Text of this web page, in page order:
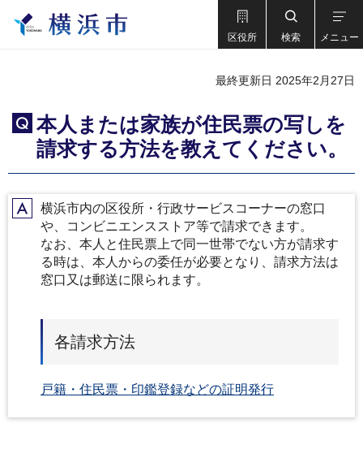
区役所 検索 メニュー
最終更新日 2025年2月27日
Q
本人または家族が住民票の写しを
請求する方法を教えてください。
A横浜市内の区役所・行政サービスコーナーの窓口
や、コンビニエンスストア等で請求できます。
なお、本人と住民票上で同一世帯でない方が請求す
る時は、本人からの委任が必要となり、請求方法は
窓口又は郵送に限られます。
各請求方法
戸籍・住民票・印鑑登録などの証明発行